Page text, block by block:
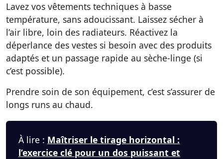
Lavez vos vêtements techniques à basse
température, sans adoucissant. Laissez sécher à
l’air libre, loin des radiateurs. Réactivez la
déperlance des vestes si besoin avec des produits
adaptés et un passage rapide au sèche-linge (si
c’est possible).
Prendre soin de son équipement, c’est s’assurer de
longs runs au chaud.
À lire : Maîtriser le tirage horizontal :
l’exercice clé pour un dos puissant et